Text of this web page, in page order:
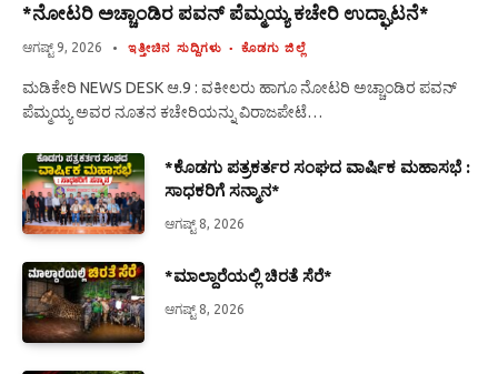
*ನೋಟರಿ ಅಚ್ಚಾಂಡಿರ ಪವನ್ ಪೆಮ್ಮಯ್ಯ ಕಚೇರಿ ಉದ್ಘಾಟನೆ*
ಆಗಷ್ಟ್ 9, 2026 ಇತ್ತೀಚಿನ ಸುದ್ದಿಗಳು ಕೊಡಗು ಜಿಲ್ಲೆ
ಮಡಿಕೇರಿ NEWS DESK ಆ.9 : ವಕೀಲರು ಹಾಗೂ ನೋಟರಿ ಅಚ್ಚಾಂಡಿರ ಪವನ್
ಪೆಮ್ಮಯ್ಯ ಅವರ ನೂತನ ಕಚೇರಿಯನ್ನು ವಿರಾಜಪೇಟೆ…
*ಕೊಡಗು ಪತ್ರಕರ್ತರ ಸಂಘದ ವಾರ್ಷಿಕ ಮಹಾಸಭೆ :
ಸಾಧಕರಿಗೆ ಸನ್ಮಾನ*
ಆಗಷ್ಟ್ 8, 2026
*ಮಾಲ್ದಾರೆಯಲ್ಲಿ ಚಿರತೆ ಸೆರೆ*
ಆಗಷ್ಟ್ 8, 2026